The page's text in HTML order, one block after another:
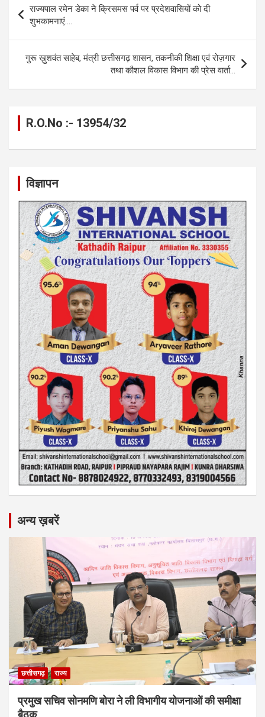
o
o
k
g
er
A
p
p
a
m
n
k
navigation
राज्यपाल रमेन डेका ने क्रिसमस पर्व पर प्रदेशवासियों को दी
शुभकामनाएं….
गुरू ख़ुशवंत साहेब, मंत्री छत्तीसगढ़ शासन, तकनीकी शिक्षा एवं रोज़गार
तथा कौशल विकास विभाग की प्रेस वार्ता…
R.O.No :- 13954/32
विज्ञापन
अन्य ख़बरें
छत्तीसगढ़ राज्य
प्रमुख सचिव सोनमणि बोरा ने ली विभागीय योजनाओं की समीक्षा